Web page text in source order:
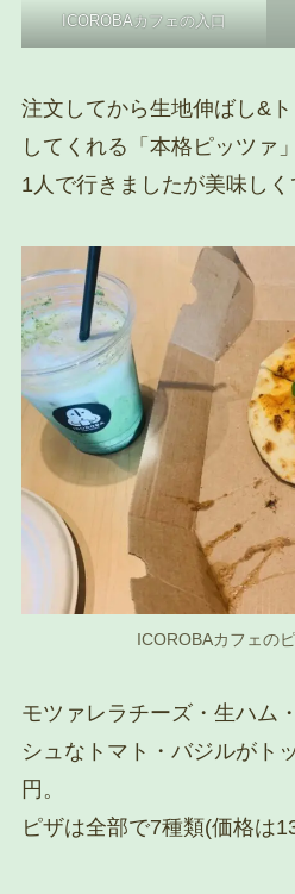
ICOROBAカフェの入口
注文してから生地伸ばし&
してくれる「本格ピッツァ
1人で行きましたが美味しく
ICOROBAカフェの
モツァレラチーズ・生ハム
シュなトマト・バジルがト
円。
ピザは全部で7種類(価格は